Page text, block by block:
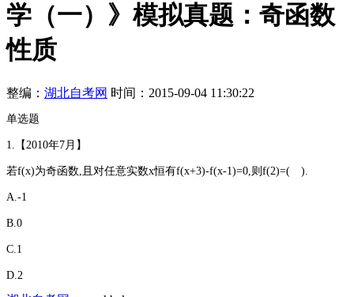
学（一）》模拟真题：奇函数
性质
整编： 湖北自考网 时间：2015-09-04 11:30:22
单选题
1.【2010年7月】
若f(x)为奇函数,且对任意实数x恒有f(x+3)-f(x-1)=0,则f(2)=( ).
A.-1
B.0
C.1
D.2